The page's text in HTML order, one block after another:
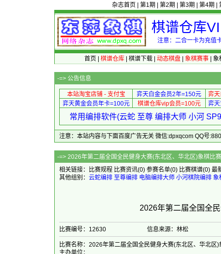
杂志首页 第1期 第2期 第3期 第4期
棋谱仓库
注意：二合一卡为充值
首页 棋谱仓库| 棋谱下载| 动态棋盘| 象棋赛事| 象
-=> 公告信息
本站淘宝店铺 - 支付宝 弈天白金会员2年=150元
弈
弈天黄金会员年卡=100元
棋谱仓库vip会员=100元 弈
常用编排软件(云蛇 至尊 编排大师 小河
注意：本站内容与下面百度广告无关 微信:dpxqcom QQ号
-=> 2026年第二届全国全民健身大赛(东北区、华北
相关链接：
比赛规程 比赛资讯(0) 参赛名单(0) 比赛棋谱(0) 最
其他组别： 云蛇编排 至尊编排 电脑编排大师 小河棋院编排 象
2026年第二届全国全
比赛编号：12630 信息来源：林松
比赛名称：2026年第二届全国全民健身大赛(东北区、华北区)
主办单位：